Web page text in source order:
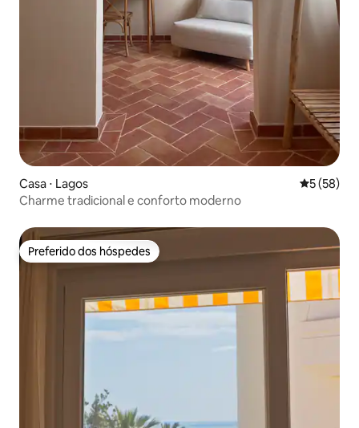
Casa ⋅ Lagos 5 de uma
5 (58)
Charme tradicional e conforto moderno
Preferido dos hóspedes
Preferido dos hóspedes